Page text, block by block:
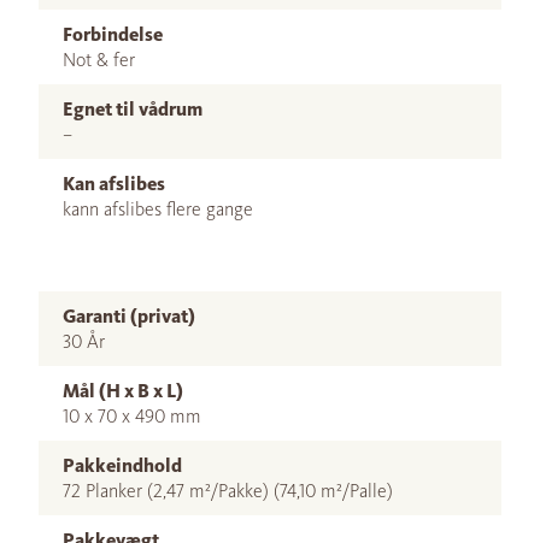
Forbindelse
Not & fer
Egnet til vådrum
–
Kan afslibes
kann afslibes flere gange
Garanti (privat)
30 År
Mål (H x B x L)
10 x 70 x 490 mm
Pakkeindhold
72 Planker (2,47 m²/Pakke) (74,10 m²/Palle)